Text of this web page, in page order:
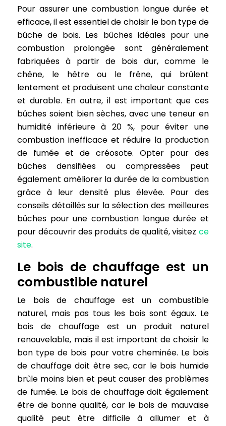
Pour assurer une combustion longue durée et
efficace, il est essentiel de choisir le bon type de
bûche de bois. Les bûches idéales pour une
combustion prolongée sont généralement
fabriquées à partir de bois dur, comme le
chêne, le hêtre ou le frêne, qui brûlent
lentement et produisent une chaleur constante
et durable. En outre, il est important que ces
bûches soient bien sèches, avec une teneur en
humidité inférieure à 20 %, pour éviter une
combustion inefficace et réduire la production
de fumée et de créosote. Opter pour des
bûches densifiées ou compressées peut
également améliorer la durée de la combustion
grâce à leur densité plus élevée. Pour des
conseils détaillés sur la sélection des meilleures
bûches pour une combustion longue durée et
pour découvrir des produits de qualité, visitez ce
site.
Le bois de chauffage est un
combustible naturel
Le bois de chauffage est un combustible
naturel, mais pas tous les bois sont égaux. Le
bois de chauffage est un produit naturel
renouvelable, mais il est important de choisir le
bon type de bois pour votre cheminée. Le bois
de chauffage doit être sec, car le bois humide
brûle moins bien et peut causer des problèmes
de fumée. Le bois de chauffage doit également
être de bonne qualité, car le bois de mauvaise
qualité peut être difficile à allumer et à